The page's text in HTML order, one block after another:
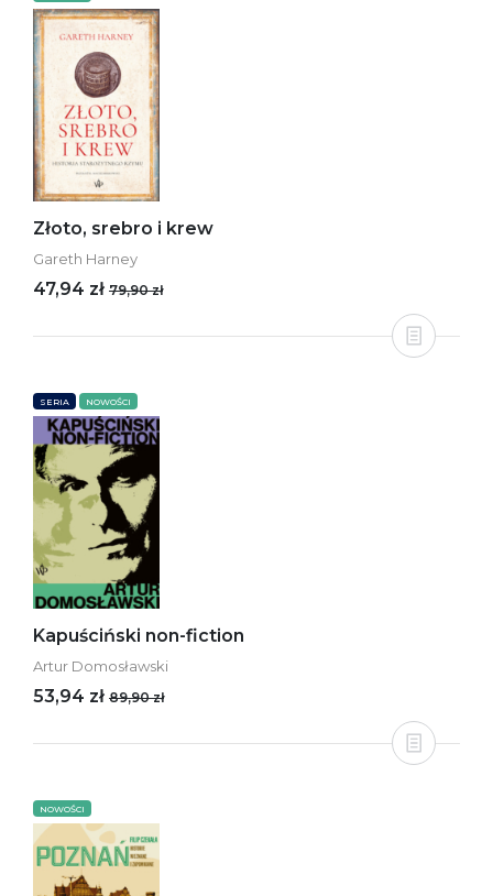
Złoto, srebro i krew
Gareth Harney
47,94 zł 79,90 zł
SERIA NOWOŚCI
Kapuściński non-fiction
Artur Domosławski
53,94 zł 89,90 zł
NOWOŚCI